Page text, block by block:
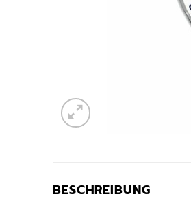
BESCHREIBUNG